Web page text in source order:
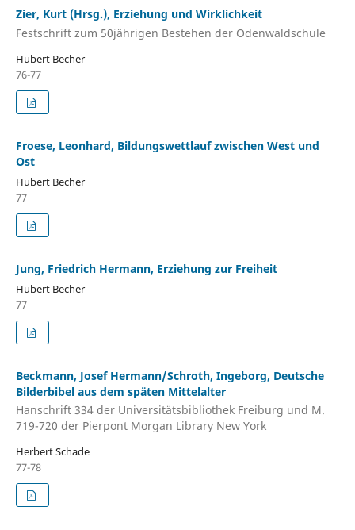
Zier, Kurt (Hrsg.), Erziehung und Wirklichkeit
Festschrift zum 50jährigen Bestehen der Odenwaldschule
Hubert Becher
76-77
Froese, Leonhard, Bildungswettlauf zwischen West und
Ost
Hubert Becher
77
Jung, Friedrich Hermann, Erziehung zur Freiheit
Hubert Becher
77
Beckmann, Josef Hermann/Schroth, Ingeborg, Deutsche
Bilderbibel aus dem späten Mittelalter
Hanschrift 334 der Universitätsbibliothek Freiburg und M.
719-720 der Pierpont Morgan Library New York
Herbert Schade
77-78